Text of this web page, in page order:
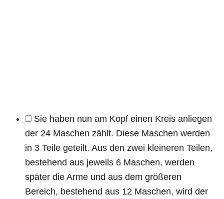
Sie haben nun am Kopf einen Kreis anliegen
der 24 Maschen zählt. Diese Maschen werden
in 3 Teile geteilt. Aus den zwei kleineren Teilen,
bestehend aus jeweils 6 Maschen, werden
später die Arme und aus dem größeren
Bereich, bestehend aus 12 Maschen, wird der